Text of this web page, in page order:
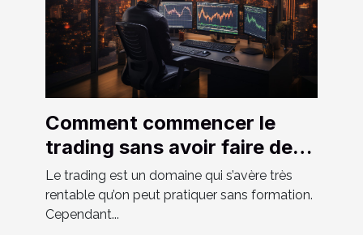
Comment commencer le
trading sans avoir faire de
formation ?
Le trading est un domaine qui s’avère très
rentable qu’on peut pratiquer sans formation.
Cependant...